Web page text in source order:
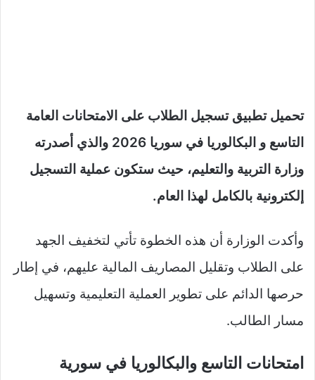
تحميل تطبيق تسجيل الطلاب على الامتحانات العامة
التاسع و البكالوريا في سوريا 2026 والذي أصدرته
وزارة التربية والتعليم، حيث ستكون عملية التسجيل
إلكترونية بالكامل لهذا العام.
وأكدت الوزارة أن هذه الخطوة تأتي لتخفيف الجهد
على الطلاب وتقليل المصاريف المالية عليهم، في إطار
حرصها الدائم على تطوير العملية التعليمية وتسهيل
مسار الطالب.
امتحانات التاسع والبكالوريا في سورية